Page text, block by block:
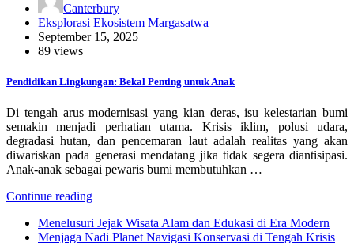
Canterbury
Eksplorasi Ekosistem Margasatwa
September 15, 2025
89 views
Pendidikan Lingkungan: Bekal Penting untuk Anak
Di tengah arus modernisasi yang kian deras, isu kelestarian bumi
semakin menjadi perhatian utama. Krisis iklim, polusi udara,
degradasi hutan, dan pencemaran laut adalah realitas yang akan
diwariskan pada generasi mendatang jika tidak segera diantisipasi.
Anak-anak sebagai pewaris bumi membutuhkan …
Continue reading
Menelusuri Jejak Wisata Alam dan Edukasi di Era Modern
Menjaga Nadi Planet Navigasi Konservasi di Tengah Krisis